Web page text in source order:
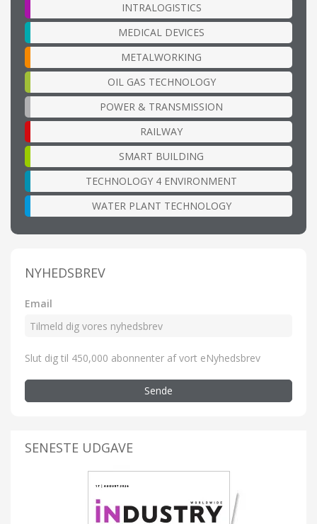
INTRALOGISTICS
MEDICAL DEVICES
METALWORKING
OIL GAS TECHNOLOGY
POWER & TRANSMISSION
RAILWAY
SMART BUILDING
TECHNOLOGY 4 ENVIRONMENT
WATER PLANT TECHNOLOGY
NYHEDSBREV
Email
Slut dig til 450,000 abonnenter af vort eNyhedsbrev
Sende
SENESTE UDGAVE